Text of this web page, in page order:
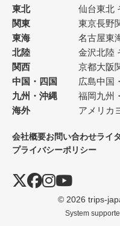
東北
仙台東北
関東
東京長野
東海
名古屋東
北陸
金沢北陸
関西
京都大阪
中国・四国
広島中国
九州・沖縄
福岡九州
海外
アメリカ
会社概要お問い合わせライ
プライバシーポリシー
© 2026 trips-
System